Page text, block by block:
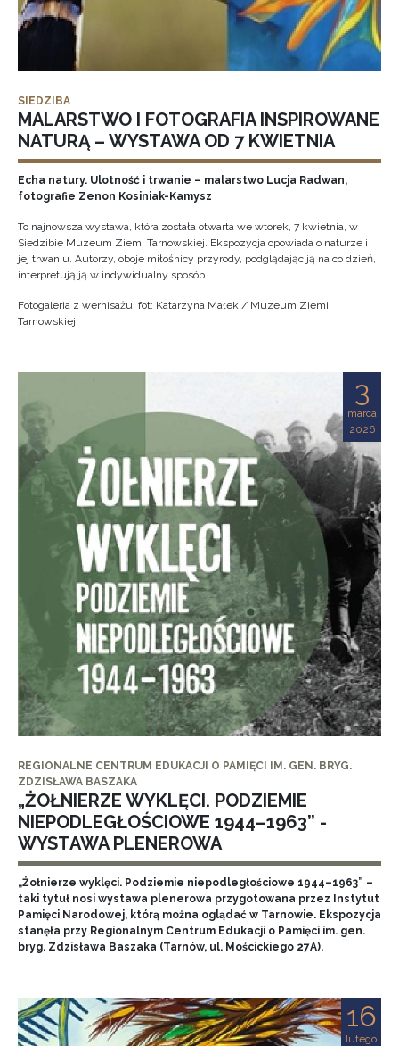
SIEDZIBA
MALARSTWO I FOTOGRAFIA INSPIROWANE
NATURĄ – WYSTAWA OD 7 KWIETNIA
Echa natury. Ulotność i trwanie – malarstwo Lucja Radwan,
fotografie Zenon Kosiniak-Kamysz
To najnowsza wystawa, która została otwarta we wtorek, 7 kwietnia, w
Siedzibie Muzeum Ziemi Tarnowskiej. Ekspozycja opowiada o naturze i
jej trwaniu. Autorzy, oboje miłośnicy przyrody, podglądając ją na co dzień,
interpretują ją w indywidualny sposób.
Fotogaleria z wernisażu, fot: Katarzyna Małek / Muzeum Ziemi
Tarnowskiej
3
marca
2026
REGIONALNE CENTRUM EDUKACJI O PAMIĘCI IM. GEN. BRYG.
ZDZISŁAWA BASZAKA
„ŻOŁNIERZE WYKLĘCI. PODZIEMIE
NIEPODLEGŁOŚCIOWE 1944–1963” -
WYSTAWA PLENEROWA
„Żołnierze wyklęci. Podziemie niepodległościowe 1944–1963” –
taki tytuł nosi wystawa plenerowa przygotowana przez Instytut
Pamięci Narodowej, którą można oglądać w Tarnowie. Ekspozycja
stanęła przy Regionalnym Centrum Edukacji o Pamięci im. gen.
bryg. Zdzisława Baszaka (Tarnów, ul. Mościckiego 27A).
16
lutego